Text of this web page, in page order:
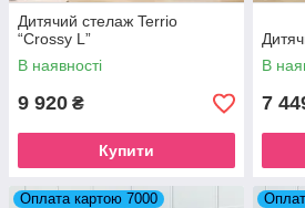
Дитячий стелаж Terrio
“Crossy L”
В наявності
9 920 ₴
Купити
В
7
Оплата картою 7000